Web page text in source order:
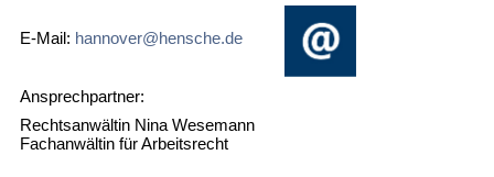
E-Mail: hannover@hensche.de
Ansprechpartner:
Rechtsanwältin Nina Wesemann
Fachanwältin für Arbeitsrecht